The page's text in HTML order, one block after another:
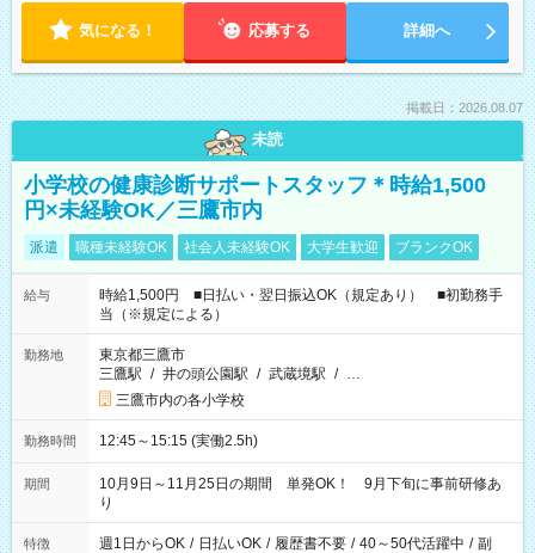
気になる！ 応募する 詳細へ
掲載日：2026.08.07
未読
小学校の健康診断サポートスタッフ＊時給1,500
円×未経験OK／三鷹市内
派遣 職種未経験OK 社会人未経験OK 大学生歓迎 ブランクOK
給与
時給1,500円 ■日払い・翌日振込OK（規定あり） ■初勤務手
当（※規定による）
勤務地
東京都三鷹市
三鷹駅 / 井の頭公園駅 / 武蔵境駅 / …
三鷹市内の各小学校
勤務時間 12:45～15:15 (実働2.5h)
期間
10月9日～11月25日の期間 単発OK！ 9月下旬に事前研修あ
り
特徴 週1日からOK / 日払いOK / 履歴書不要 / 40～50代活躍中 / 副